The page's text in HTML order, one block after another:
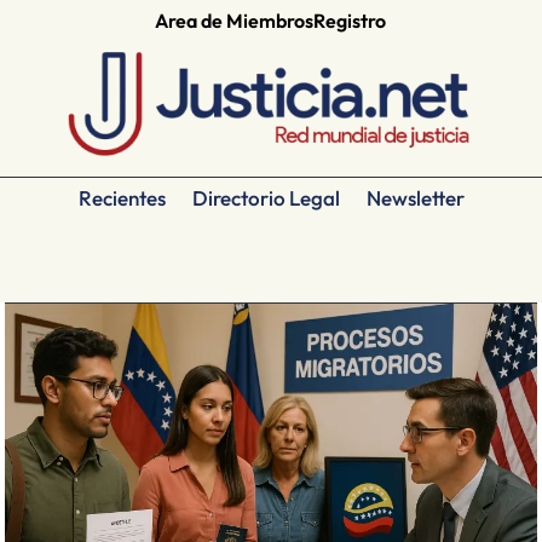
Area de MiembrosRegistro
Recientes Directorio Legal Newsletter